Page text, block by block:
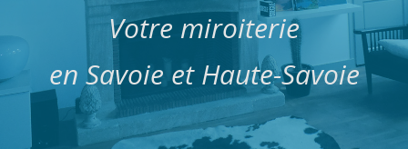
Votre miroiterie
en Savoie et Haute-Savoie